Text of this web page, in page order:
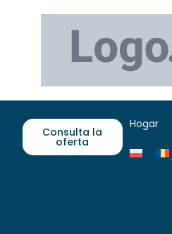
Consulta la
oferta
Hogar